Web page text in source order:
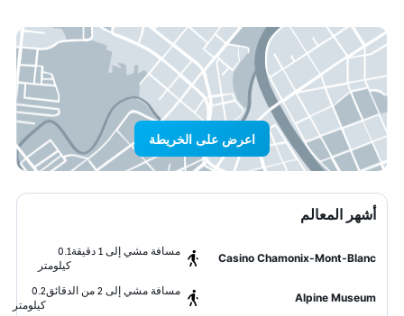
اعرض على الخريطة
أشهر المعالم
Casino Chamonix-Mont-Blanc
مسافة مشي إلى 1 دقيقة
0.1
كيلومتر
Alpine Museum
مسافة مشي إلى 2 من الدقائق
0.2
كيلومتر